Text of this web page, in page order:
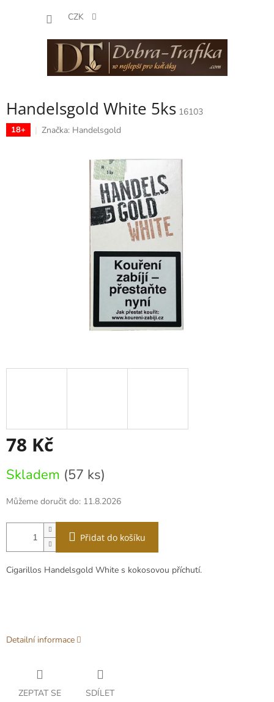
CZK
Handelsgold White 5ks 16103
18+ Značka: Handelsgold
78 Kč
cena:
Skladem (57 ks)
Můžeme doručit do: 11.8.2026
Přidat do košíku
Cigarillos Handelsgold White s kokosovou příchutí.
Detailní informace
ZEPTAT SE SDÍLET